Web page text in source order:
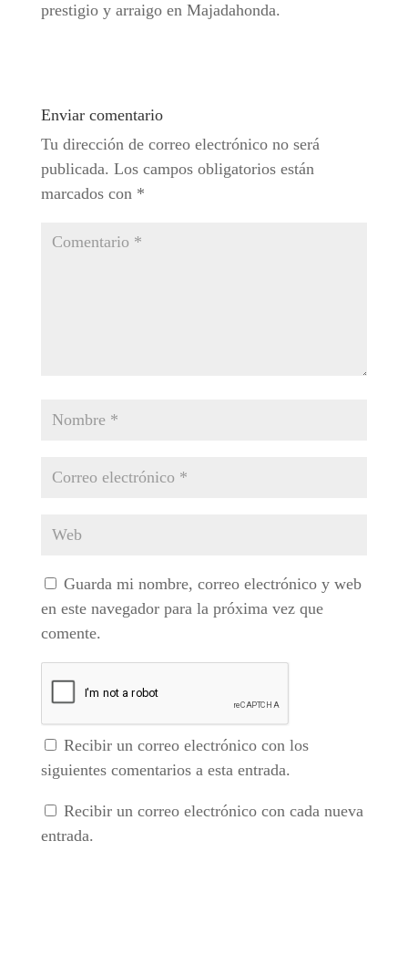
prestigio y arraigo en Majadahonda.
Enviar comentario
Tu dirección de correo electrónico no será
publicada. Los campos obligatorios están
marcados con *
Guarda mi nombre, correo electrónico y web
en este navegador para la próxima vez que
comente.
Recibir un correo electrónico con los
siguientes comentarios a esta entrada.
Recibir un correo electrónico con cada nueva
entrada.